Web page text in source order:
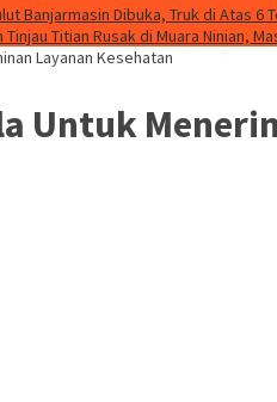
Banjarmasin Dibuka, Truk di Atas 6
Tinjau Titian Rusak di Muara Ninian,
Layanan Kesehatan
Untuk